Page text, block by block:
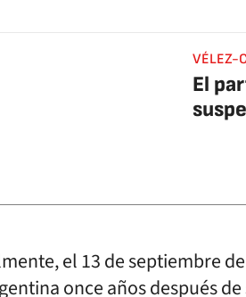
VÉLEZ-
El
el 13 de septiembre
once años después